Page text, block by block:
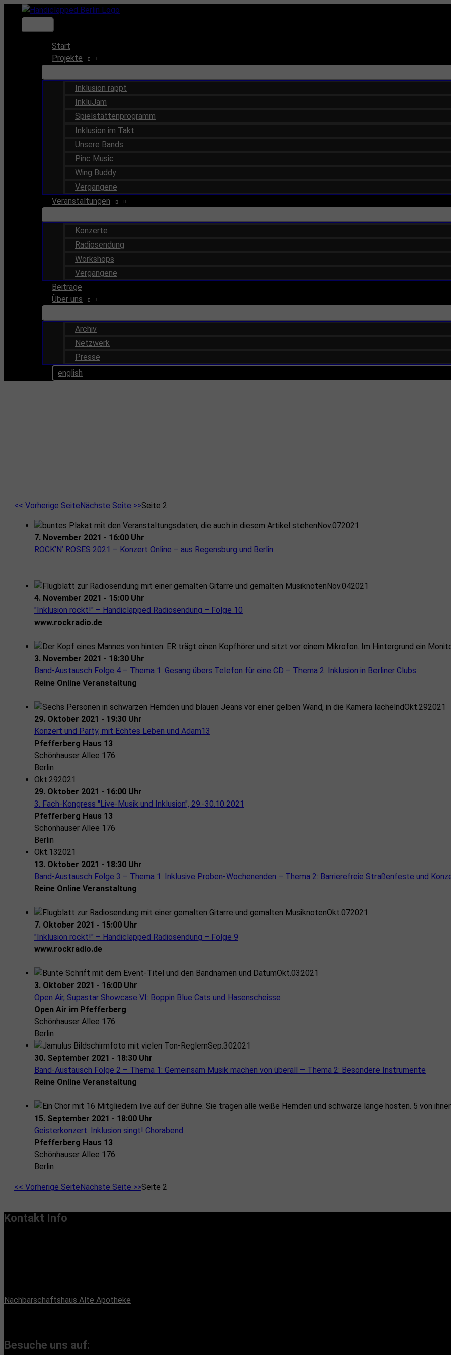
Inhalt
springen Hauptmenü
Start
Projekte
Inklusion rappt
InkluJam
Spielstättenprogramm
Inklusion im Takt
Unsere Bands
Pinc Music
Wing Buddy
Vergangene
Veranstaltungen
Konzerte
Radiosendung
Workshops
Vergangene
Beiträge
Über uns
Archiv
Netzwerk
Presse
english
<< Vorherige SeiteNächste Seite >>Seite 2
Nov.072021
7. November 2021 - 16:00 Uhr
ROCK’N’ ROSES 2021 – Konzert Online – aus Regensburg und Berlin
Nov.042021
4. November 2021 - 15:00 Uhr
"Inklusion rockt!" – Handiclapped Radiosendung – Folge 10
www.rockradio.de
3. November 2021 - 18:30 Uhr
Band-Austausch Folge 4 – Thema 1: Gesang übers Telefon für eine CD – Thema 2: Inklusion in Berliner Clubs
Reine Online Veranstaltung
Okt. 292021
29. Oktober 2021 - 19:30 Uhr
Konzert und Party, mit Echtes Leben und Adam13
Pfefferberg Haus 13
Schönhauser Allee 176
Berlin
Okt. 292021
29. Oktober 2021 - 16:00 Uhr
3. Fach-Kongress "Live-Musik und Inklusion", 29.-30.10.2021
Pfefferberg Haus 13
Schönhauser Allee 176
Berlin
Okt. 132021
13. Oktober 2021 - 18:30 Uhr
Band-Austausch Folge 3 – Thema 1: Inklusive Proben-Wochenenden – Thema 2: Barrierefreie Straßenfeste und
Reine Online Veranstaltung
Okt. 072021
7. Oktober 2021 - 15:00 Uhr
"Inklusion rockt!" – Handiclapped Radiosendung – Folge 9
www.rockradio.de
Okt. 032021
3. Oktober 2021 - 16:00 Uhr
Open Air, Supastar Showcase VI: Boppin Blue Cats und Hasenscheisse
Open Air im Pfefferberg
Schönhauser Allee 176
Berlin
Sep. 302021
30. September 2021 - 18:30 Uhr
Band-Austausch Folge 2 – Thema 1: Gemeinsam Musik machen von überall – Thema 2: Besondere Instrumente
Reine Online Veranstaltung
15. September 2021 - 18:00 Uhr
Geisterkonzert: Inklusion singt! Chorabend
Pfefferberg Haus 13
Schönhauser Allee 176
Berlin
<< Vorherige SeiteNächste Seite >>Seite 2
Kontakt Info
Nachbarschaftshaus Alte Apotheke
Besuche uns auf: